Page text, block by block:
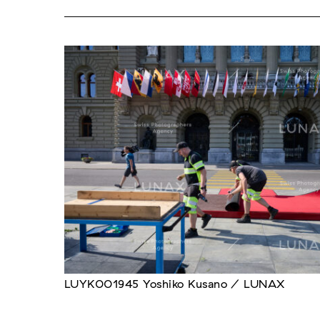
LUYK001945 Yoshiko Kusano / LUNAX